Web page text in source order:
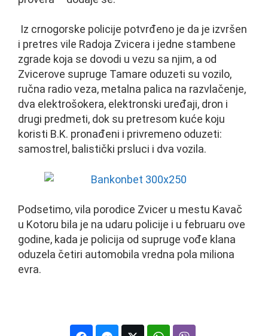
Iz crnogorske policije potvrđeno je da je izvršen
i pretres vile Radoja Zvicera i jedne stambene
zgrade koja se dovodi u vezu sa njim, a od
Zvicerove supruge Tamare oduzeti su vozilo,
ručna radio veza, metalna palica na razvlačenje,
dva elektrošokera, elektronski uređaji, dron i
drugi predmeti, dok su pretresom kuće koju
koristi B.K. pronađeni i privremeno oduzeti:
samostrel, balistički prsluci i dva vozila.
Podsetimo, vila porodice Zvicer u mestu Kavač
u Kotoru bila je na udaru policije i u februaru ove
godine, kada je policija od supruge vođe klana
oduzela četiri automobila vredna pola miliona
evra.